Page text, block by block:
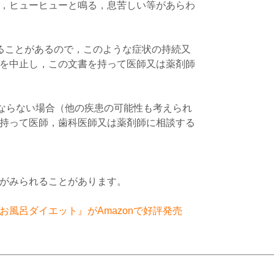
ヒューヒューと鳴る，息苦しい等があらわ
とがあるので，このような症状の持続又
中止し，この文書を持って医師又は薬剤師
らない場合（他の疾患の可能性も考えられ
って医師，歯科医師又は薬剤師に相談する
みられることがあります。
風呂ダイエット』がAmazonで好評発売